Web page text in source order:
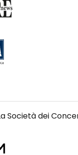
Società dei